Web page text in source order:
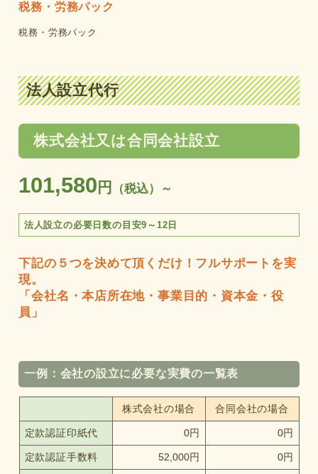
税務・労務パック
税務・労務パック
法人設立代行
株式会社又は合同会社設立
101,580 円 （税込）～
法人設立の必要日数の目安9～12日
下記の５つを決めて頂くだけ！フルサポートを実
現。
「会社名・本店所在地・事業目的・資本金・役
員」
一例：会社の設立に必要な実費の一覧表
株式会社の場合 合同会社の場合
定款認証印紙代 0円 0円
定款認証手数料 52,000円 0円